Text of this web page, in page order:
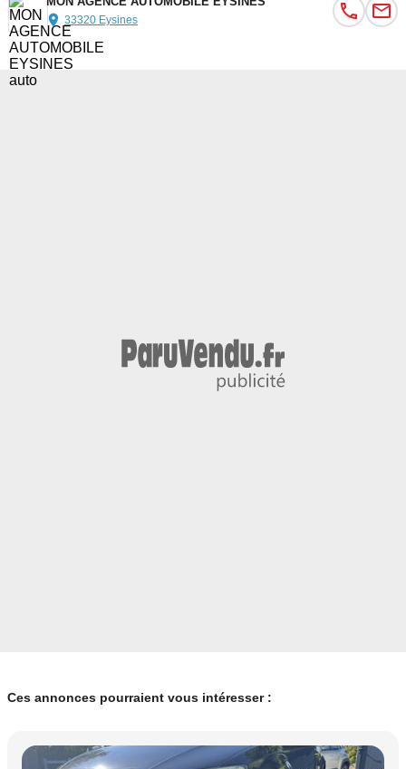
33320 Eysines
Ces annonces pourraient vous intéresser :